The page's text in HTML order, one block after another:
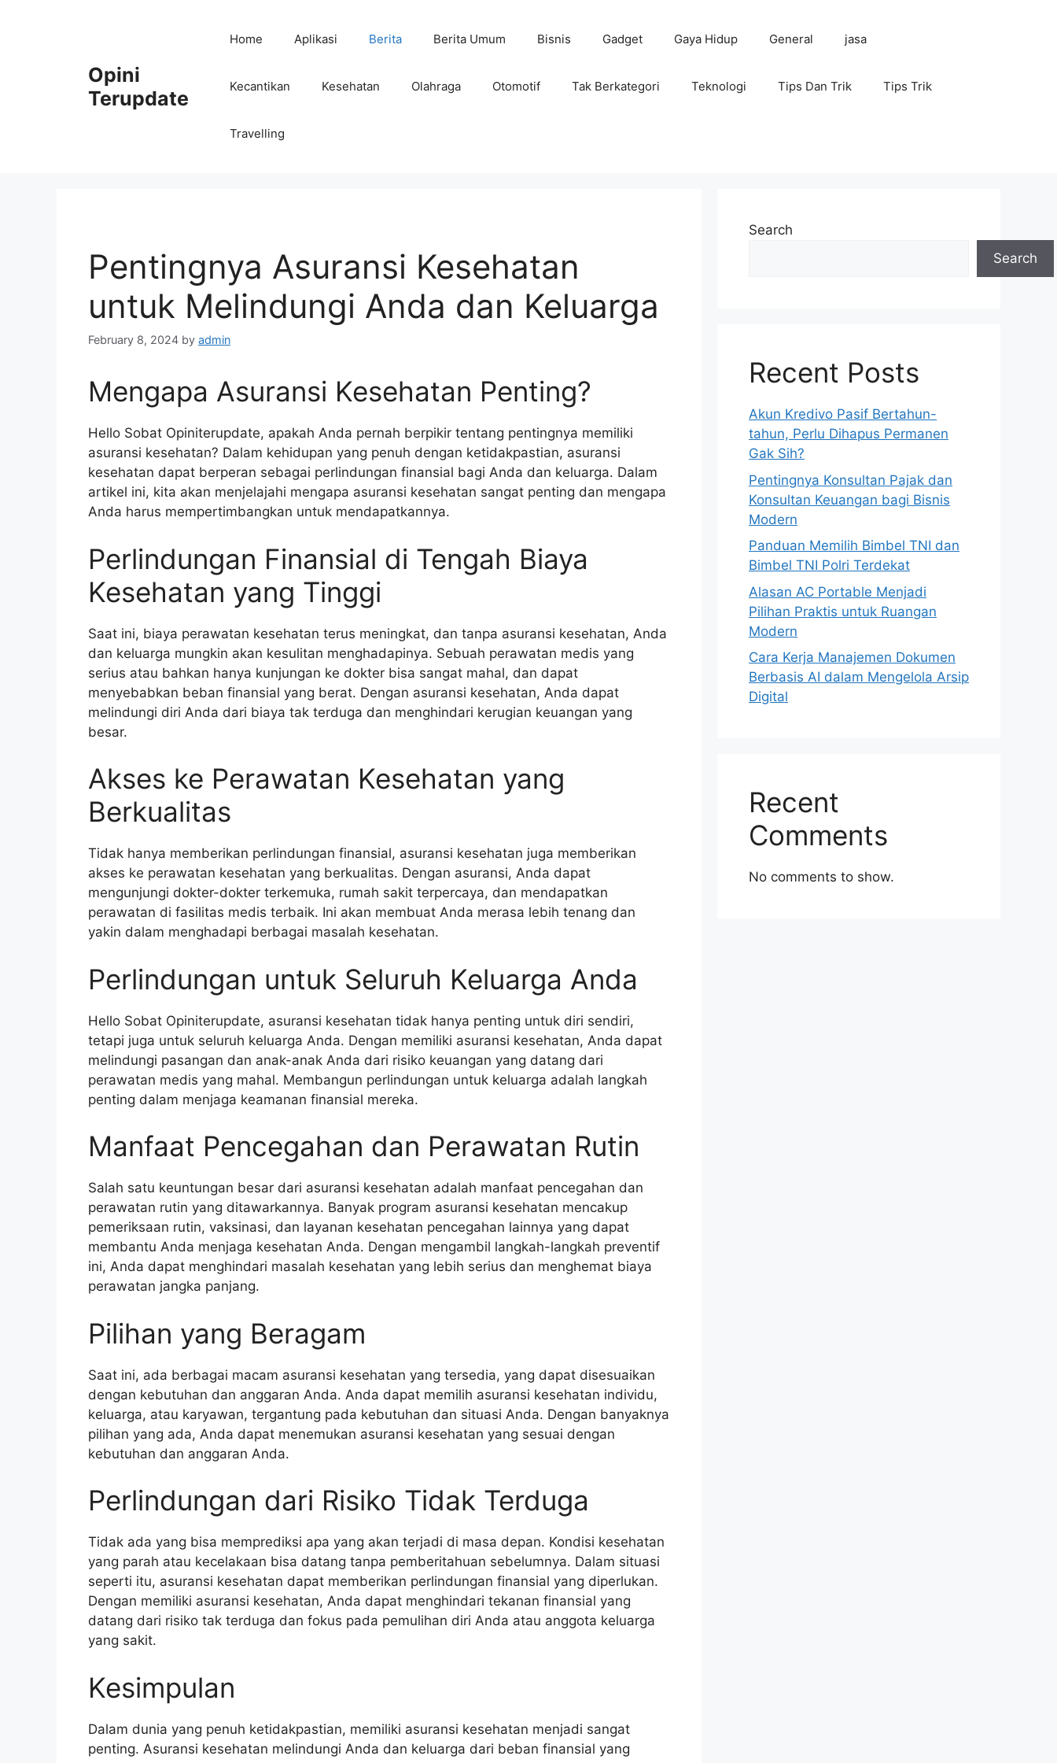
Opini
Terupdate
Home Aplikasi Berita Berita Umum Bisnis Gadget Gaya Hidup General jasa
Kecantikan Kesehatan Olahraga Otomotif Tak Berkategori Teknologi Tips Dan Trik Tips Trik
Travelling
Pentingnya Asuransi Kesehatan
untuk Melindungi Anda dan Keluarga
February 8, 2024 by admin
Mengapa Asuransi Kesehatan Penting?
Hello Sobat Opiniterupdate, apakah Anda pernah berpikir tentang pentingnya memiliki
asuransi kesehatan? Dalam kehidupan yang penuh dengan ketidakpastian, asuransi
kesehatan dapat berperan sebagai perlindungan finansial bagi Anda dan keluarga. Dalam
artikel ini, kita akan menjelajahi mengapa asuransi kesehatan sangat penting dan mengapa
Anda harus mempertimbangkan untuk mendapatkannya.
Perlindungan Finansial di Tengah Biaya
Kesehatan yang Tinggi
Saat ini, biaya perawatan kesehatan terus meningkat, dan tanpa asuransi kesehatan, Anda
dan keluarga mungkin akan kesulitan menghadapinya. Sebuah perawatan medis yang
serius atau bahkan hanya kunjungan ke dokter bisa sangat mahal, dan dapat
menyebabkan beban finansial yang berat. Dengan asuransi kesehatan, Anda dapat
melindungi diri Anda dari biaya tak terduga dan menghindari kerugian keuangan yang
besar.
Akses ke Perawatan Kesehatan yang
Berkualitas
Tidak hanya memberikan perlindungan finansial, asuransi kesehatan juga memberikan
akses ke perawatan kesehatan yang berkualitas. Dengan asuransi, Anda dapat
mengunjungi dokter-dokter terkemuka, rumah sakit terpercaya, dan mendapatkan
perawatan di fasilitas medis terbaik. Ini akan membuat Anda merasa lebih tenang dan
yakin dalam menghadapi berbagai masalah kesehatan.
Perlindungan untuk Seluruh Keluarga Anda
Hello Sobat Opiniterupdate, asuransi kesehatan tidak hanya penting untuk diri sendiri,
tetapi juga untuk seluruh keluarga Anda. Dengan memiliki asuransi kesehatan, Anda dapat
melindungi pasangan dan anak-anak Anda dari risiko keuangan yang datang dari
perawatan medis yang mahal. Membangun perlindungan untuk keluarga adalah langkah
penting dalam menjaga keamanan finansial mereka.
Manfaat Pencegahan dan Perawatan Rutin
Salah satu keuntungan besar dari asuransi kesehatan adalah manfaat pencegahan dan
perawatan rutin yang ditawarkannya. Banyak program asuransi kesehatan mencakup
pemeriksaan rutin, vaksinasi, dan layanan kesehatan pencegahan lainnya yang dapat
membantu Anda menjaga kesehatan Anda. Dengan mengambil langkah-langkah preventif
ini, Anda dapat menghindari masalah kesehatan yang lebih serius dan menghemat biaya
perawatan jangka panjang.
Pilihan yang Beragam
Saat ini, ada berbagai macam asuransi kesehatan yang tersedia, yang dapat disesuaikan
dengan kebutuhan dan anggaran Anda. Anda dapat memilih asuransi kesehatan individu,
keluarga, atau karyawan, tergantung pada kebutuhan dan situasi Anda. Dengan banyaknya
pilihan yang ada, Anda dapat menemukan asuransi kesehatan yang sesuai dengan
kebutuhan dan anggaran Anda.
Perlindungan dari Risiko Tidak Terduga
Tidak ada yang bisa memprediksi apa yang akan terjadi di masa depan. Kondisi kesehatan
yang parah atau kecelakaan bisa datang tanpa pemberitahuan sebelumnya. Dalam situasi
seperti itu, asuransi kesehatan dapat memberikan perlindungan finansial yang diperlukan.
Dengan memiliki asuransi kesehatan, Anda dapat menghindari tekanan finansial yang
datang dari risiko tak terduga dan fokus pada pemulihan diri Anda atau anggota keluarga
yang sakit.
Kesimpulan
Dalam dunia yang penuh ketidakpastian, memiliki asuransi kesehatan menjadi sangat
penting. Asuransi kesehatan melindungi Anda dan keluarga dari beban finansial yang
Search
Search
Recent Posts
Akun Kredivo Pasif Bertahun-
tahun, Perlu Dihapus Permanen
Gak Sih?
Pentingnya Konsultan Pajak dan
Konsultan Keuangan bagi Bisnis
Modern
Panduan Memilih Bimbel TNI dan
Bimbel TNI Polri Terdekat
Alasan AC Portable Menjadi
Pilihan Praktis untuk Ruangan
Modern
Cara Kerja Manajemen Dokumen
Berbasis AI dalam Mengelola Arsip
Digital
Recent
Comments
No comments to show.